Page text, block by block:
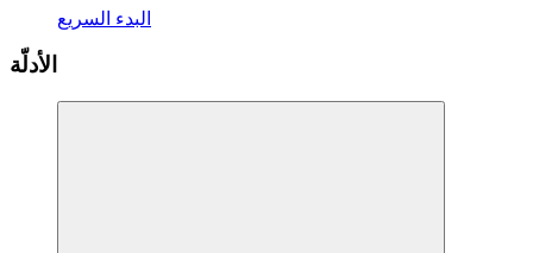
البدء السريع
الأدلّة